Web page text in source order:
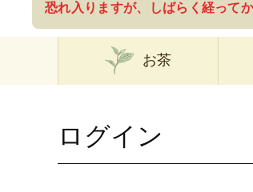
恐れ入りますが、しばらく経って
お茶
ログイン